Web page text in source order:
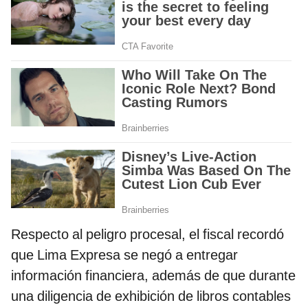
Respecto al peligro procesal, el fiscal recordó
que Lima Expresa se negó a entregar
información financiera, además de que durante
una diligencia de exhibición de libros contables